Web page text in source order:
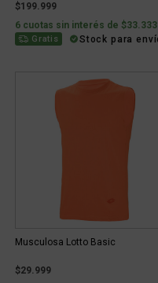
$199.999
6 cuotas sin interés de $33.333
Gratis Stock para
Musculosa Lotto Basic
$29.999